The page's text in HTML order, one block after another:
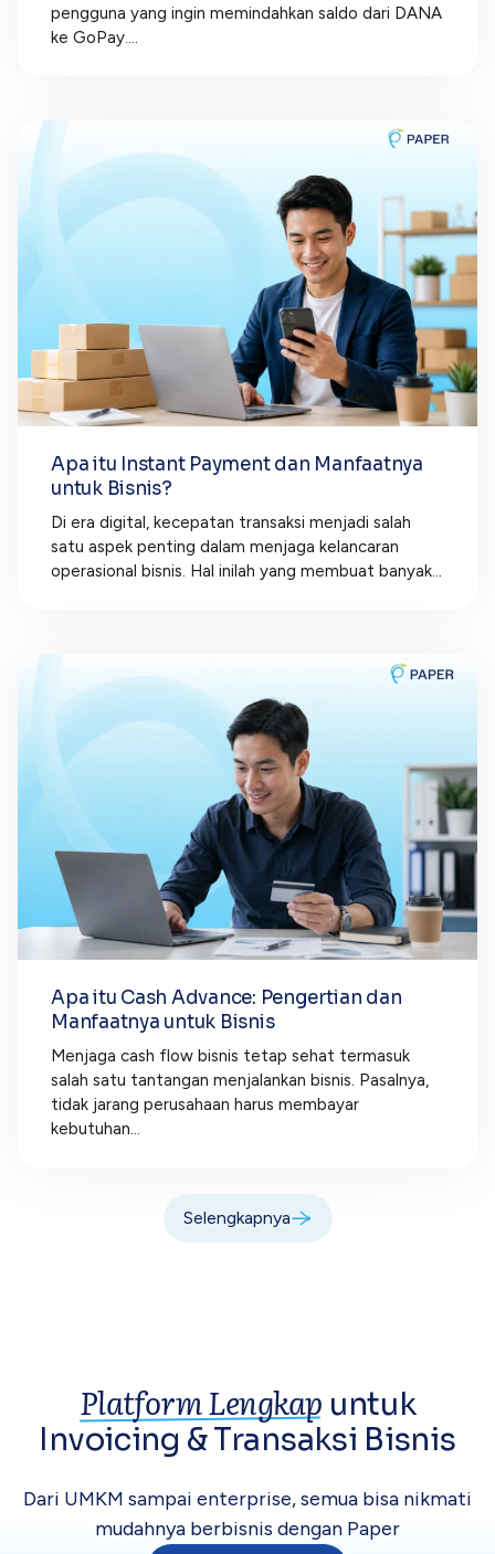
pengguna yang ingin memindahkan saldo dari DANA
ke GoPay....
Apa itu Instant Payment dan Manfaatnya
untuk Bisnis?
Di era digital, kecepatan transaksi menjadi salah
satu aspek penting dalam menjaga kelancaran
operasional bisnis. Hal inilah yang membuat banyak...
Apa itu Cash Advance: Pengertian dan
Manfaatnya untuk Bisnis
Menjaga cash flow bisnis tetap sehat termasuk
salah satu tantangan menjalankan bisnis. Pasalnya,
tidak jarang perusahaan harus membayar
kebutuhan...
Selengkapnya
Platform Lengkap untuk
Invoicing &Transaksi Bisnis
Dari UMKM sampai enterprise, semua bisa nikmati
mudahnya berbisnis dengan Paper